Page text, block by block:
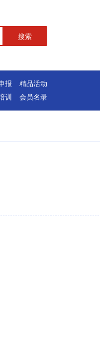
搜索
报
精品活动
训
会员名录